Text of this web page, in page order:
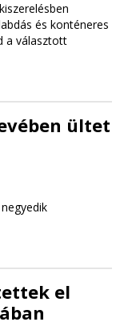
és konténeres
a választott
ültet
el